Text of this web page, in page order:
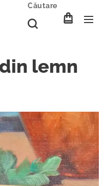
Căutare
lemn